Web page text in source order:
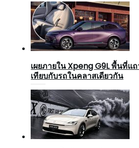
เผยภายใน Xpeng G9L พื้นที่แ
เทียบกับรถในคลาสเดียวกัน